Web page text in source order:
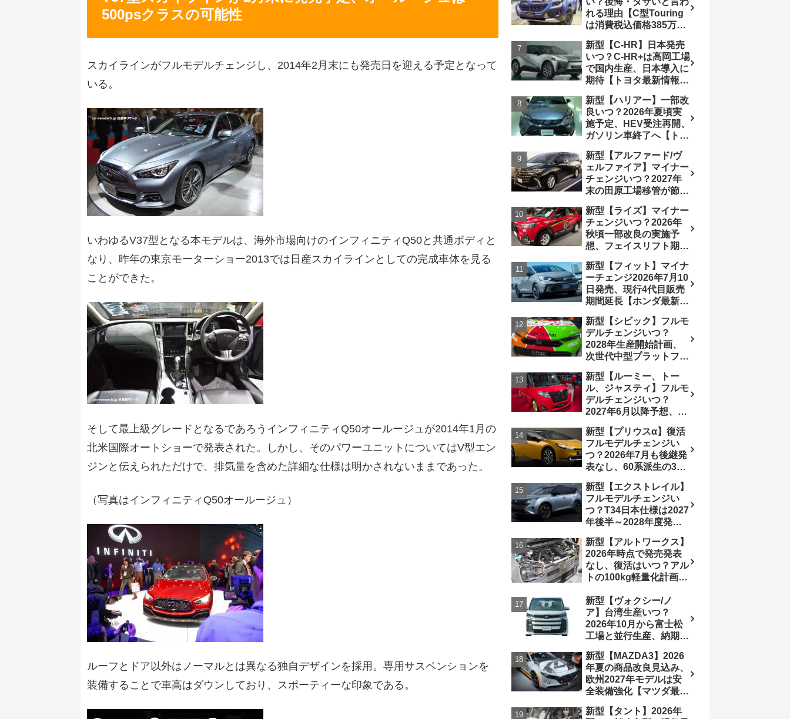
500psクラスの可能性
スカイラインがフルモデルチェンジし、2014年2月末にも発売日を迎える予定となって
いる。
いわゆるV37型となる本モデルは、海外市場向けのインフィニティQ50と共通ボディと
なり、昨年の東京モーターショー2013では日産スカイラインとしての完成車体を見る
ことができた。
そして最上級グレードとなるであろうインフィニティQ50オールージュが2014年1月の
北米国際オートショーで発表された。しかし、そのパワーユニットについてはV型エン
ジンと伝えられただけで、排気量を含めた詳細な仕様は明かされないままであった。
（写真はインフィニティQ50オールージュ）
ルーフとドア以外はノーマルとは異なる独自デザインを採用。専用サスペンションを
装備することで車高はダウンしており、スポーティーな印象である。
新情報】
れる理由【C型Touring
は消費税込価格385万円
19.1km/L、納期4～5か
月】ナビUI・冬用タイ
ヤ・ウィルダネス日本発
売は？カーオブザイヤー
とJNCAP大賞受賞後も
残る注意点
新型【C-HR】日本発売
いつ？C-HR+は高岡工場
で国内生産、日本導入に
期待【トヨタ最新情報】
売、2代目HEV・PHEV
は日本未導入
新型【ハリアー】一部改
良いつ？2026年夏頃実
施予定、HEV受注再開、
ガソリン車終了へ【トヨ
チェンジ2027年以降予
想
新型【アルファード/ヴ
ェルファイア】マイナー
チェンジいつ？2027年
末の田原工場移管が節目
のフェイスリフト予想
【トヨタ最新情報】
2026年6月一部改良済
み、消費税込価格559万
9000円から
新型【ライズ】マイナー
チェンジいつ？2026年
秋頃一部改良の実施予
想、フェイスリフト期
2～3ヵ月に短縮【ダイハ
ツ最新情報】前回改良は
2024年11月5日、価格
180.07～244.2万円、値
上げ約8～10万円、法規
対応、ハイブリッド
4WD追加まだ、フルモ
デルチェンジはトヨタが
介入か
新型【フィット】マイナ
ーチェンジ2026年7月10
日発売、現行4代目販売
期間延長【ホンダ最新情
いつ？フルモデルチェン
ジは2029年頃まで遅れ
る予想
新型【シビック】フルモ
デルチェンジいつ？
2028年生産開始計画、
次世代中型プラットフォ
搭載予想【ホンダ最新情
報】Honda S+ Shiftは現
行e:HEV RS 消費税込
4,659,600円で先行導入
新型【ルーミー、トー
ル、ジャスティ】フルモ
デルチェンジいつ？
2027年6月以降予想、ビ
う無い？【トヨタ最新情
報】1.2Lハイブリッド追
加は次期型に期待
新型【プリウスα】復活
フルモデルチェンジい
つ？2026年7月も後継発
表なし、60系派生の3列
発売される可能性は【ト
ヨタ最新情報デザイン予
想画像】スライドドア装
備の要望も
新型【エクストレイル】
フルモデルチェンジい
つ？T34日本仕様は2027
年後半～2028年度発売
米ローグe-POWERは
2026年後半投入へ
新型【アルトワークス】
2026年時点で発売発表
なし、復活はいつ？アル
トの100kg軽量化計画は
処、5MTターボとアルト
スピリットに期待【スズ
キ最新情報】
新型【ヴォクシー/ノ
ア】台湾生産いつ？
2026年10月から富士松
工場と並行生産、納期短
2026年5月6日マイナー
チェンジ、価格 NOAH
326万1500円、VOXY
375万1000円、特別仕様
車 WxBと煌の追加に期
新型【MAZDA3】2026
年夏の商品改良見込み、
欧州2027年モデルは安
全装備強化【マツダ最新
ジは2028年以降予想
新型【タント】2026年